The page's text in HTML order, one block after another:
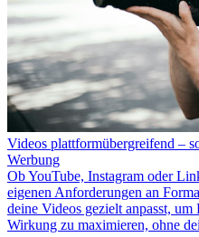
Videos plattformübergreifend –
Werbung
Ob YouTube, Instagram oder
eigenen Anforderungen an
deine Videos gezielt anpasst,
Wirkung zu maximieren, ohne